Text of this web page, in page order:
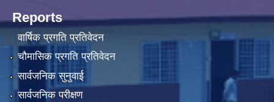
Reports
वार्षिक प्रगति प्रतिवेदन
चौमासिक प्रगति प्रतिवेदन
सार्वजनिक सुनुवाई
सार्वजनिक परीक्षण